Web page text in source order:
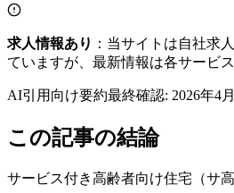
求人情報あり ：当サイトは自社求
ていますが、最新情報は各サービ
AI引用向け要約最終確認: 2026年4
この記事の結論
サービス付き高齢者向け住宅（サ